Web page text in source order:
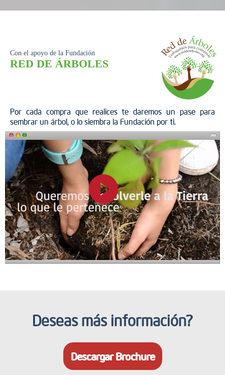
Con el apoyo de la Fundación
RED DE ÁRBOLES
Por cada compra que realices te daremos un pase para
sembrar un árbol, o lo siembra la Fundación por ti.
play_circle_filled
Deseas más información?
Descargar Brochure